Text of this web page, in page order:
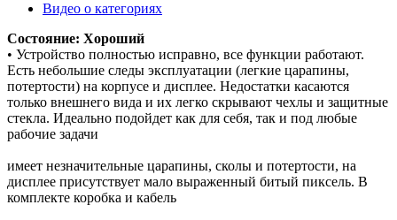
Видео о категориях
Состояние: Хороший
• Устройство полностью исправно, все функции работают.
Есть небольшие следы эксплуатации (легкие царапины,
потертости) на корпусе и дисплее. Недостатки касаются
только внешнего вида и их легко скрывают чехлы и защитные
стекла. Идеально подойдет как для себя, так и под любые
рабочие задачи
имеет незначительные царапины, сколы и потертости, на
дисплее присутствует мало выраженный битый пиксель. В
комплекте коробка и кабель